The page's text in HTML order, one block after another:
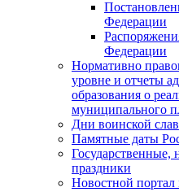
Федерации
Федерации
Нормативно
уровне и отчеты
образования о
муниципального
Дни воинской
Памятные даты
Государственные,
праздники
Новостной портал